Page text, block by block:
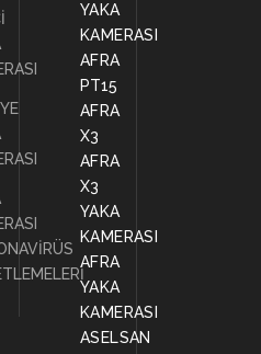
YAKA
KAMERASI
AFRA
PT15
AFRA
X3
AFRA
X3
YAKA
KAMERASI
AFRA
YAKA
KAMERASI
ASELSAN